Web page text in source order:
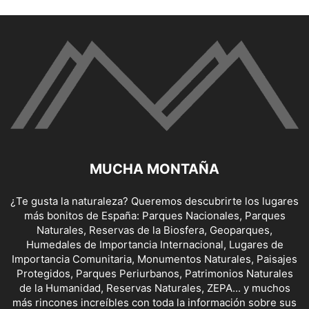
MUCHA MONTAÑA
¿Te gusta la naturaleza? Queremos descubrirte los lugares
más bonitos de España: Parques Nacionales, Parques
Naturales, Reservas de la Biosfera, Geoparques,
Humedales de Importancia Internacional, Lugares de
Importancia Comunitaria, Monumentos Naturales, Paisajes
Protegidos, Parques Periurbanos, Patrimonios Naturales
de la Humanidad, Reservas Naturales, ZEPA... y muchos
más rincones increíbles con toda la información sobre sus